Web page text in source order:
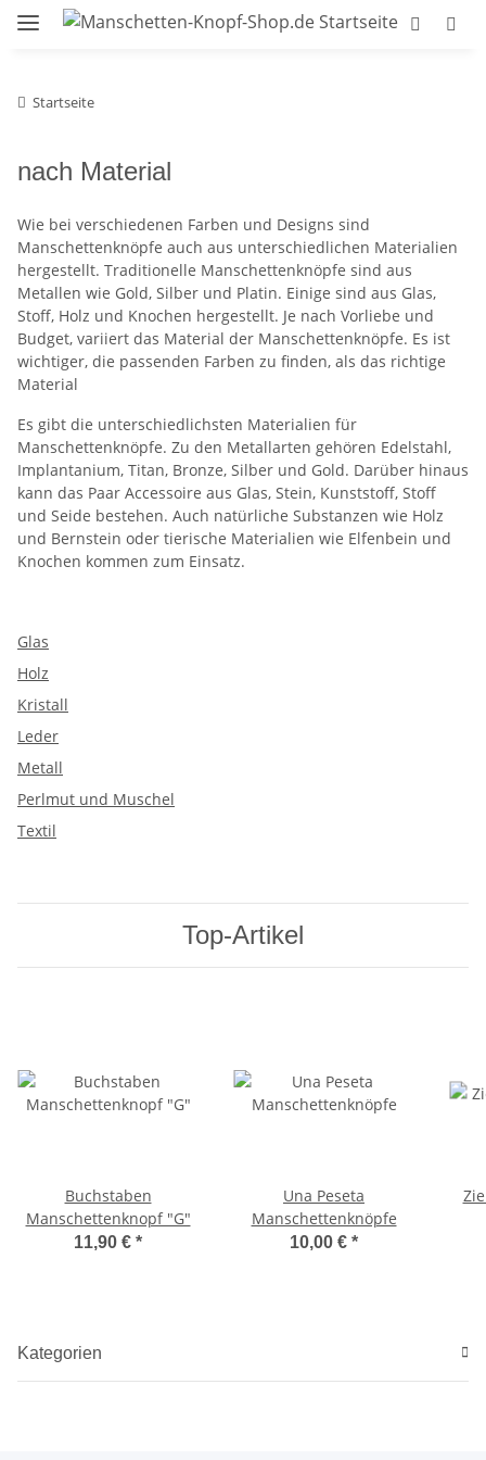
Startseite
nach Material
Wie bei verschiedenen Farben und Designs sind
Manschettenknöpfe auch aus unterschiedlichen Materialien
hergestellt. Traditionelle Manschettenknöpfe sind aus
Metallen wie Gold, Silber und Platin. Einige sind aus Glas,
Stoff, Holz und Knochen hergestellt. Je nach Vorliebe und
Budget, variiert das Material der Manschettenknöpfe. Es ist
wichtiger, die passenden Farben zu finden, als das richtige
Material
Es gibt die unterschiedlichsten Materialien für
Manschettenknöpfe. Zu den Metallarten gehören Edelstahl,
Implantanium, Titan, Bronze, Silber und Gold. Darüber hinaus
kann das Paar Accessoire aus Glas, Stein, Kunststoff, Stoff
und Seide bestehen. Auch natürliche Substanzen wie Holz
und Bernstein oder tierische Materialien wie Elfenbein und
Knochen kommen zum Einsatz.
Glas
Holz
Kristall
Leder
Metall
Perlmut und Muschel
Textil
Top-Artikel
Buchstaben
Manschettenknopf "G"
11,90 € *
Una Peseta
Manschettenknöpfe
10,00 € *
Kategorien